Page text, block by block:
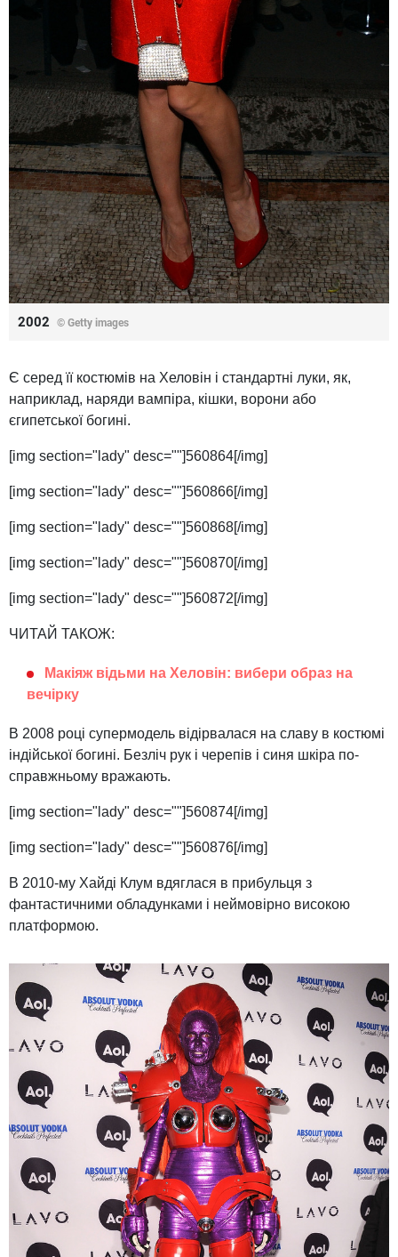
2002 © Getty images
Є серед її костюмів на Хеловін і стандартні луки, як,
наприклад, наряди вампіра, кішки, ворони або
єгипетської богині.
[img section="lady" desc=""]560864[/img]
[img section="lady" desc=""]560866[/img]
[img section="lady" desc=""]560868[/img]
[img section="lady" desc=""]560870[/img]
[img section="lady" desc=""]560872[/img]
ЧИТАЙ ТАКОЖ:
Макіяж відьми на Хеловін: вибери образ на
вечірку
В 2008 році супермодель відірвалася на славу в костюмі
індійської богині. Безліч рук і черепів і синя шкіра по-
справжньому вражають.
[img section="lady" desc=""]560874[/img]
[img section="lady" desc=""]560876[/img]
В 2010-му Хайді Клум вдяглася в прибульця з
фантастичними обладунками і неймовірно високою
платформою.